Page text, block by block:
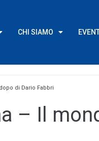
CHI SIAMO
di Dario Fabbri
– Il